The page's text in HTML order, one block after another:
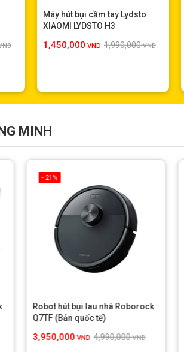
Máy hút bụi cầm tay Lydsto
XIAOMI LYDSTO H3
1,450,000 VND 1,990,000 VND
MINH
- 21%
Robot hút bụi lau nhà Roborock
Q7TF (Bản quốc tế)
3,950,000 VND 4,990,000 VND